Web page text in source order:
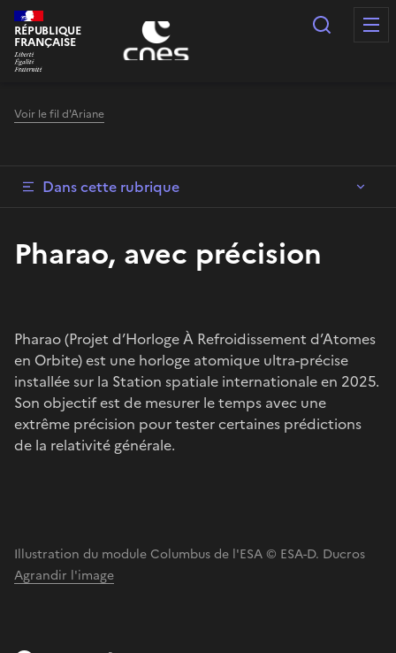
Panneau de gestion des cookies
RÉPUBLIQUE
FRANÇAISE
Voir le fil d'Ariane
Dans cette rubrique
Pharao, avec précision
Pharao (Projet d’Horloge À Refroidissement d’Atomes
en Orbite) est une horloge atomique ultra-précise
installée sur la Station spatiale internationale en 2025.
Son objectif est de mesurer le temps avec une
extrême précision pour tester certaines prédictions
de la relativité générale.
Illustration du module Columbus de l'ESA © ESA-D. Ducros
Agrandir l'image